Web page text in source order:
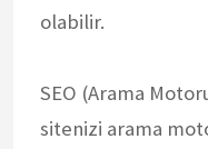
olabilir.
SEO (Arama
sitenizi arama